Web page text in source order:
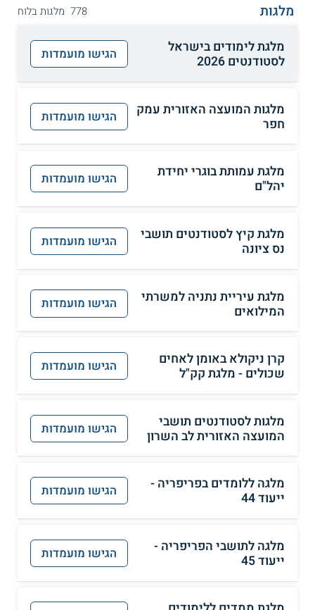
מלגות
778 מלגות בלוח
מלגת לימודים בישראל
לסטודנטים 2026
הגישו מועמדות
מלגות המועצה האזורית עמק
חפר
הגישו מועמדות
מלגת עמותת בוגרי יחידת
יהל"ם
הגישו מועמדות
מלגת קיץ לסטודנטים תושבי
נס ציונה
הגישו מועמדות
מלגת עיריית נתניה למשרתי
המילואים
הגישו מועמדות
קרן ניקולא באומן לאחים
שכולים - מלגת קק"ל
הגישו מועמדות
מלגות לסטודנטים תושבי
המועצה האזורית לב השרון
הגישו מועמדות
מלגה ללומדים בפריפריה -
ייעוד 44
הגישו מועמדות
מלגה לתושבי הפריפריה -
ייעוד 45
הגישו מועמדות